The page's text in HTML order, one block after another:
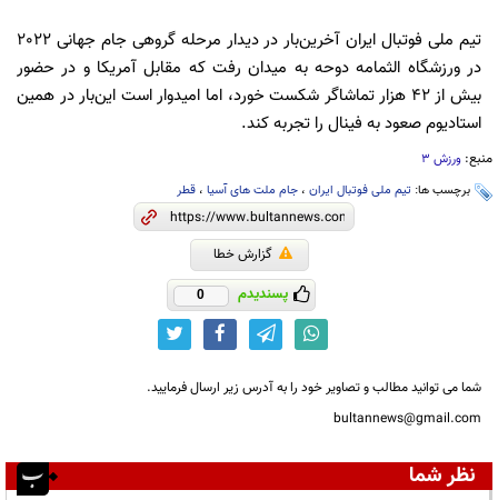
تیم ملی فوتبال ایران آخرین‌بار در دیدار مرحله گروهی جام جهانی 2022
در ورزشگاه الثمامه دوحه به میدان رفت که مقابل آمریکا و در حضور
بیش از 42 هزار تماشاگر شکست خورد، اما امیدوار است این‌بار در همین
استادیوم صعود به فینال را تجربه کند.
منبع: ورزش 3
برچسب ها: تیم ملی فوتبال ایران ، جام ملت های آسیا ، قطر
گزارش خطا
پسندیدم 0
شما می توانید مطالب و تصاویر خود را به آدرس زیر ارسال فرمایید.
bultannews@gmail.com
نظر شما